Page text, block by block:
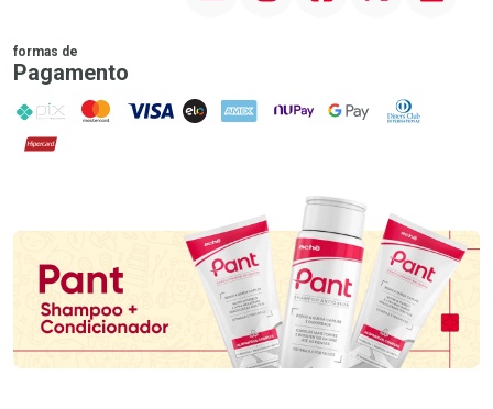
formas de
Pagamento
PIX MasterCard
VISA ELO AMEX NuPay Google PayDiners Club
Hipercard
Promoção em Destaque